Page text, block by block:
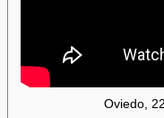
Oviedo,